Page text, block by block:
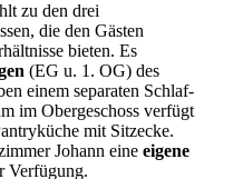
zu den drei
die den Gästen
bieten. Es
(EG u. 1. OG) des
einem separaten Schlaf-
im Obergeschoss verfügt
mit Sitzecke.
Johann eineeigene
Verfügung.